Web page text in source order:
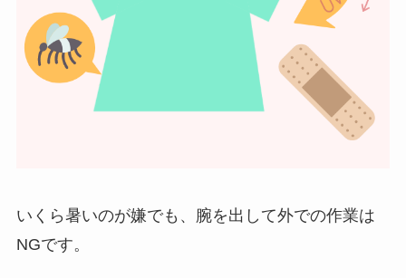
いくら暑いのが嫌でも、腕を出して外での作業は
NGです。